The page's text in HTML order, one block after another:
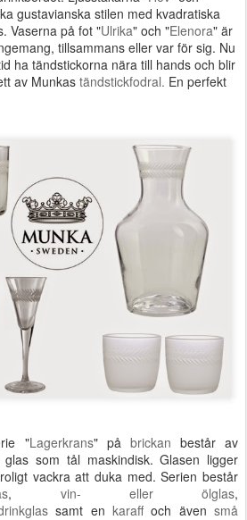
gustavianska stilen med kvadratiska
Vaserna på fot "Ulrika" och "Elenora" är
tillsammans eller var för sig. Nu
ha tändstickorna nära till hands och blir
av Munkas tändstickfodral. En perfekt
"Lagerkrans" på brickan består av
glas som tål maskindisk. Glasen ligger
vackra att duka med. Serien består
, vin- eller ölglas,
samt enkaraff och ävensmå